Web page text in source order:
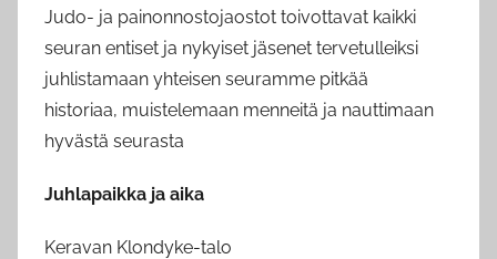
m
i
n
Judo- ja painonnostojaostot toivottavat kaikki
seuran entiset ja nykyiset jäsenet tervetulleiksi
juhlistamaan yhteisen seuramme pitkää
historiaa, muistelemaan menneitä ja nauttimaan
hyvästä seurasta
Juhlapaikka ja aika
Keravan Klondyke-talo